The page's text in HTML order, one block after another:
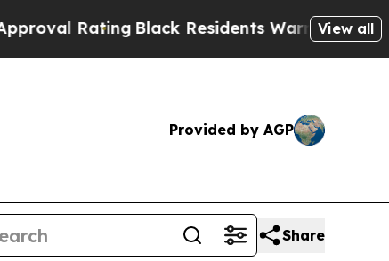
Black Residents Warned of Abusive Cops for
View all
Provided by AGP
Share